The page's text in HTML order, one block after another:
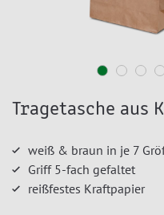
Tragetasche aus
weiß & braun in je 7
Griff 5-fach gefaltet
reißfestes Kraftpapier